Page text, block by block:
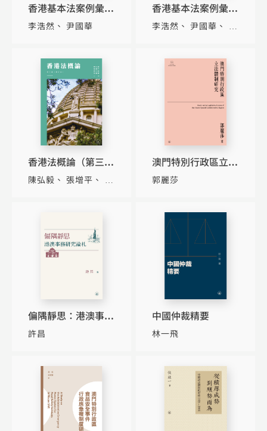
香港基本法案例彙編
（1997-2010）（第
李浩然 尹國華
香港基本法案例彙編
（1997-2010）（第
李浩然 尹國華
王
香港法概論（第三
版）（修訂版）
陳弘毅 張增平
陳
澳門特別行政區立法
體制研究
郭麗莎
偏隅靜思：港澳事務
研究論札
許昌
中國仲裁精要
林一飛